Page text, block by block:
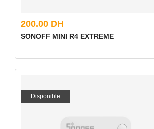
200.00 DH
SONOFF MINI R4 EXTREME
Disponible